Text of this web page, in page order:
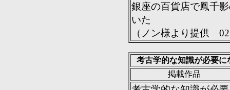
銀座の百貨店で鳳千
いた
（ノン様より提供
考古学的な知識が必要
掲載作品